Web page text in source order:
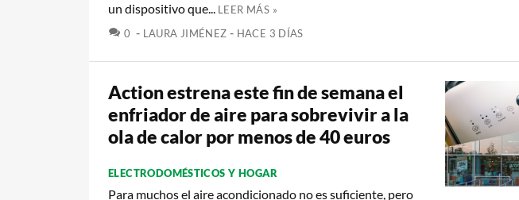
un dispositivo que... LEER MÁS »
0 COMENTARIOS
LAURA JIMÉNEZ HACE 3 DÍAS
Action estrena este fin de semana el
enfriador de aire para sobrevivir a la
ola de calor por menos de 40 euros
ELECTRODOMÉSTICOS Y HOGAR
Para muchos el aire acondicionado no es suficiente, pero